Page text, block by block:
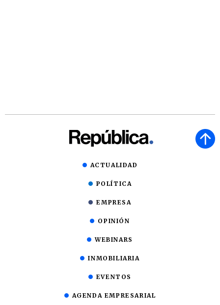
ACTUALIDAD
POLÍTICA
EMPRESA
OPINIÓN
WEBINARS
INMOBILIARIA
EVENTOS
AGENDA EMPRESARIAL